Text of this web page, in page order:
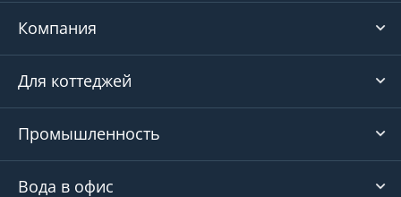
Компания
Для коттеджей
Промышленность
Вода в офис